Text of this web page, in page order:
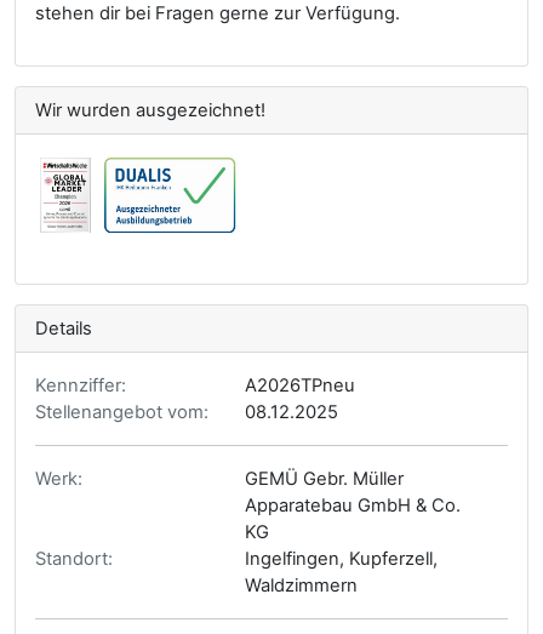
Details
Kennziffer:
A2026TPneu
Stellenangebot vom:
08.12.2025
Werk:
GEMÜ Gebr. Müller
Apparatebau GmbH & Co.
KG
Standort:
Ingelfingen, Kupferzell,
Waldzimmern
stehen dir bei Fragen gerne zur Verfügung.
Wir wurden ausgezeichnet!